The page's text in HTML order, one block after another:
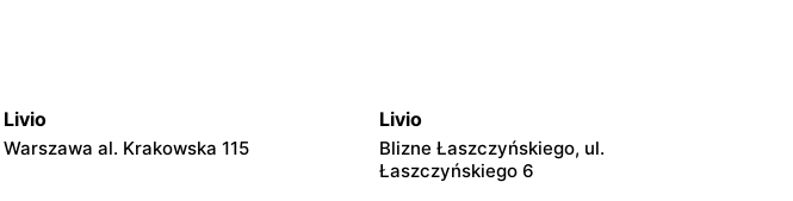
Livio
Warszawa al. Krakowska 115
Livio
Blizne Łaszczyńskiego, ul.
Łaszczyńskiego 6